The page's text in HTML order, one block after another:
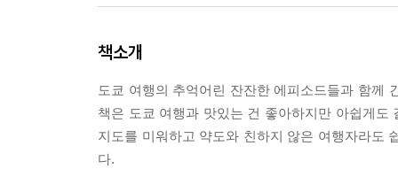
책소개
도쿄 여행의 추억어린 잔잔한 에피소드들과 함께
책은 도쿄 여행과 맛있는 건 좋아하지만 아쉽게
지도를 미워하고 약도와 친하지 않은 여행자라도
다.